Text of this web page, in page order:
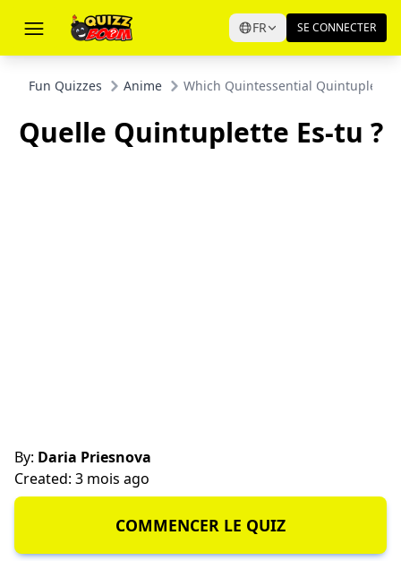
FR SE CONNECTER
Fun Quizzes Anime Which Quintessential Quintuplet
Quelle Quintuplette Es-tu ?
By: Daria Priesnova
Created: 3 mois ago
COMMENCER LE QUIZ